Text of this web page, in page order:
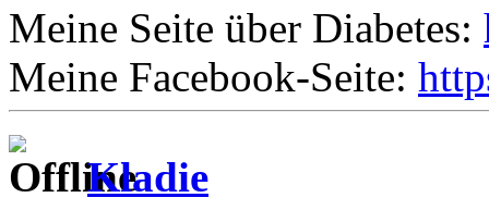
Meine Seite über Diabetes:
Meine Facebook-Seite:
Kladie